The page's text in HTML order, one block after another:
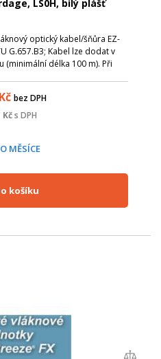
LS0H, bílý plášť
optický kabel/šňůra EZ-
G.657.B3; Kabel lze dodat v
(minimální délka 100 m). Při
Kč bez DPH
Kč s DPH
MĚSÍCE
Do košíku